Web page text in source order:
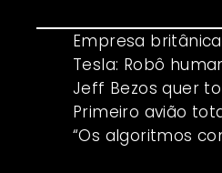
Empresa
Tesla: Robô
Jeff Bezos quer
Primeiro avião
“Os algoritmos